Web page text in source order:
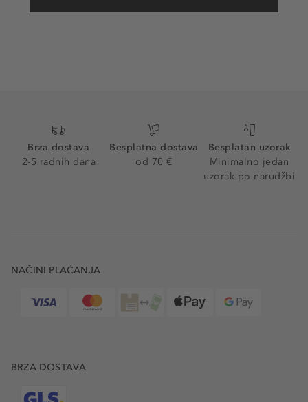
Brza dostava
2-5 radnih dana
Besplatna dostava
od 70 €
Besplatan uzorak
Minimalno jedan
uzorak po narudžbi
NAČINI PLAĆANJA
BRZA DOSTAVA